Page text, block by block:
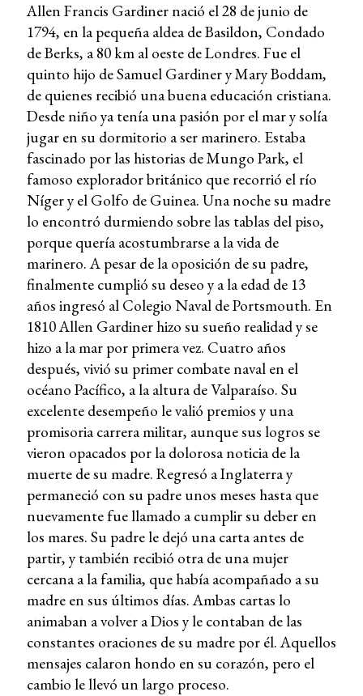
Allen Francis Gardiner nació el 28 de junio de
1794, en la pequeña aldea de Basildon, Condado
de Berks, a 80 km al oeste de Londres. Fue el
quinto hijo de Samuel Gardiner y Mary Boddam,
de quienes recibió una buena educación cristiana.
Desde niño ya tenía una pasión por el mar y solía
jugar en su dormitorio a ser marinero. Estaba
fascinado por las historias de Mungo Park, el
famoso explorador británico que recorrió el río
Níger y el Golfo de Guinea. Una noche su madre
lo encontró durmiendo sobre las tablas del piso,
porque quería acostumbrarse a la vida de
marinero. A pesar de la oposición de su padre,
finalmente cumplió su deseo y a la edad de 13
años ingresó al Colegio Naval de Portsmouth. En
1810 Allen Gardiner hizo su sueño realidad y se
hizo a la mar por primera vez. Cuatro años
después, vivió su primer combate naval en el
océano Pacífico, a la altura de Valparaíso. Su
excelente desempeño le valió premios y una
promisoria carrera militar, aunque sus logros se
vieron opacados por la dolorosa noticia de la
muerte de su madre. Regresó a Inglaterra y
permaneció con su padre unos meses hasta que
nuevamente fue llamado a cumplir su deber en
los mares. Su padre le dejó una carta antes de
partir, y también recibió otra de una mujer
cercana a la familia, que había acompañado a su
madre en sus últimos días. Ambas cartas lo
animaban a volver a Dios y le contaban de las
constantes oraciones de su madre por él. Aquellos
mensajes calaron hondo en su corazón, pero el
cambio le llevó un largo proceso.